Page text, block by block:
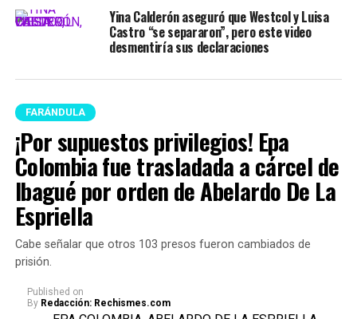
Yina Calderón aseguró que Westcol y Luisa
Castro “se separaron”, pero este video
desmentiría sus declaraciones
FARÁNDULA
¡Por supuestos privilegios! Epa
Colombia fue trasladada a cárcel de
Ibagué por orden de Abelardo De La
Espriella
Cabe señalar que otros 103 presos fueron cambiados de
prisión.
Published on
By Redacción: Rechismes.com